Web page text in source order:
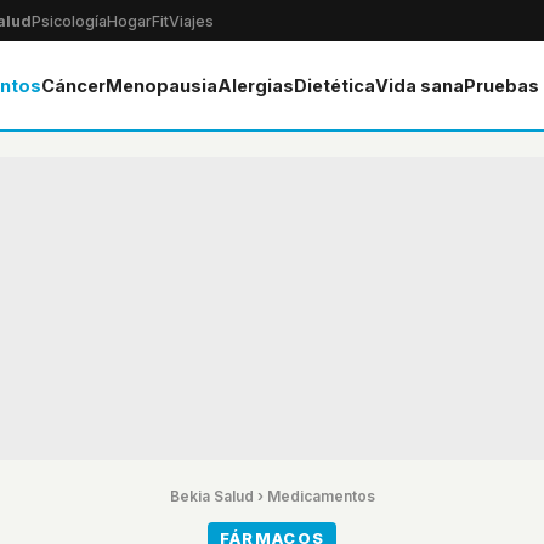
PsicologíaHogarFitViajes
CáncerMenopausiaAlergiasDietéticaVida sana
Bekia Salud › Medicamentos
FÁRMACOS